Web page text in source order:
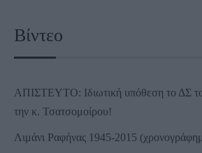
Βίντεο
ΑΠΙΣΤΕΥΤΟ: Ιδιωτική υπόθεση το ΔΣ
την κ. Τσατσομοίρου!
Λιμάνι Ραφήνας 1945-2015